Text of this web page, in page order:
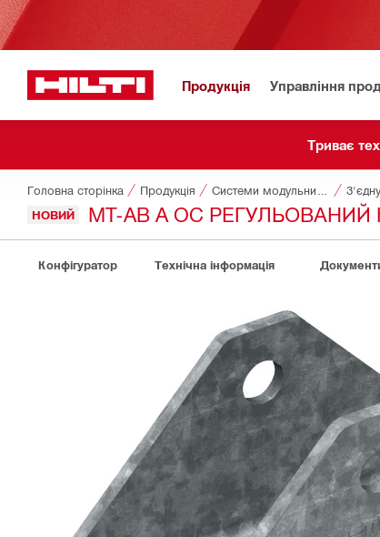
Продукція Управління
Триває
Головна сторінка Продукція
НОВИЙ MT-AB A OC
Конфігуратор Технічна інформація